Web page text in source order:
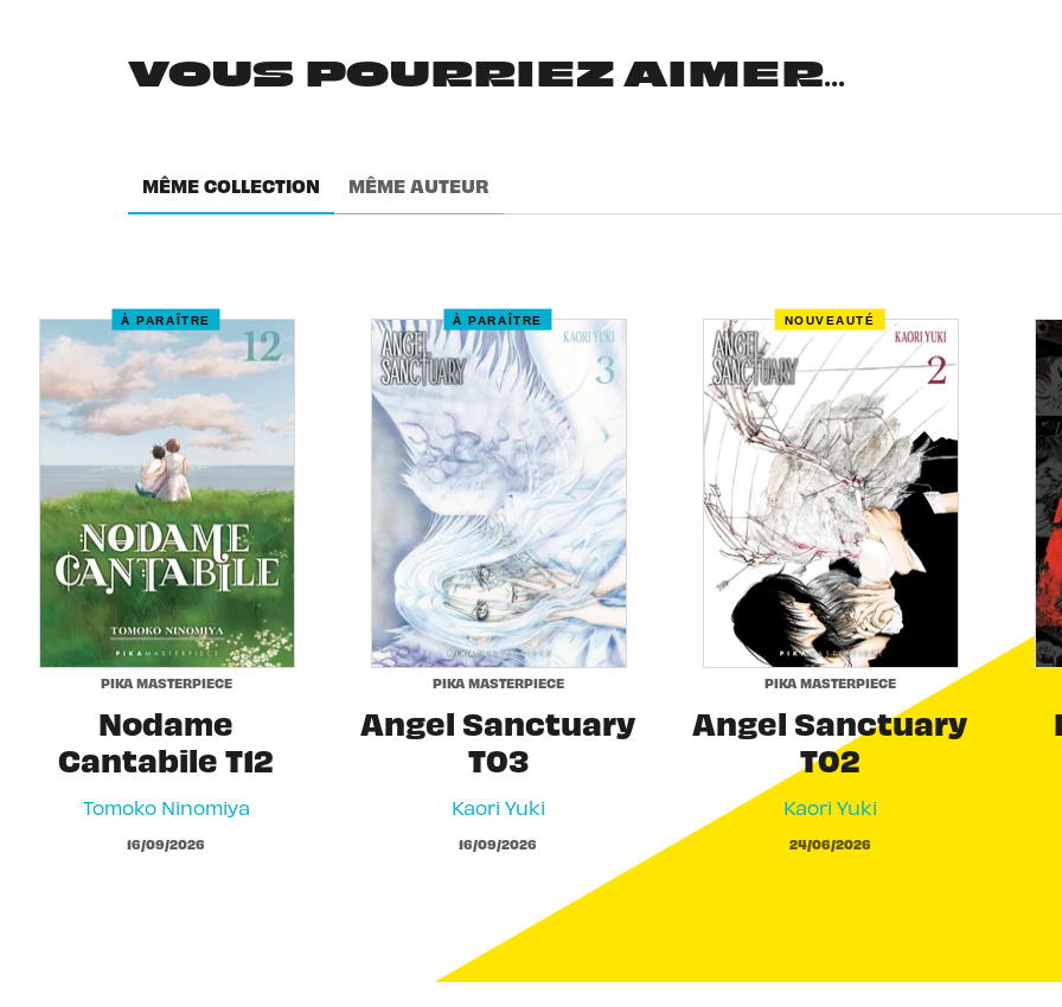
VOUS POURRIEZ AIMER...
MÊME COLLECTION MÊME AUTEUR
À PARAÎTRE
PIKA MASTERPIECE
Nodame
Cantabile T12
Tomoko Ninomiya
16/09/2026
À PARAÎTRE
PIKA MASTERPIECE
Angel Sanctuary
T03
Kaori Yuki
16/09/2026
NOUVEAUTÉ
PIKA MASTERPIECE
Angel Sanctuary
T02
Kaori Yuki
24/06/2026